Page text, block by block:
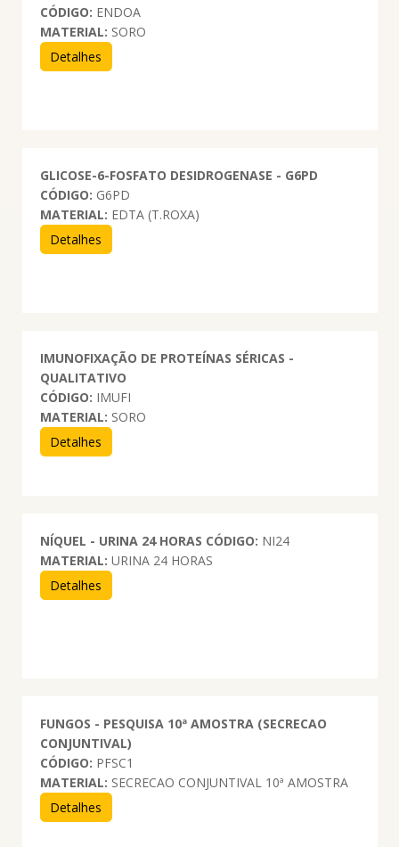
CÓDIGO: ENDOA
MATERIAL: SORO
Detalhes
GLICOSE-6-FOSFATO DESIDROGENASE - G6PD
CÓDIGO: G6PD
MATERIAL: EDTA (T.ROXA)
Detalhes
IMUNOFIXAÇÃO DE PROTEÍNAS SÉRICAS -
QUALITATIVO
CÓDIGO: IMUFI
MATERIAL: SORO
Detalhes
NÍQUEL - URINA 24 HORAS CÓDIGO: NI24
MATERIAL: URINA 24 HORAS
Detalhes
FUNGOS - PESQUISA 10ª AMOSTRA (SECRECAO
CONJUNTIVAL)
CÓDIGO: PFSC1
MATERIAL: SECRECAO CONJUNTIVAL 10ª AMOSTRA
Detalhes